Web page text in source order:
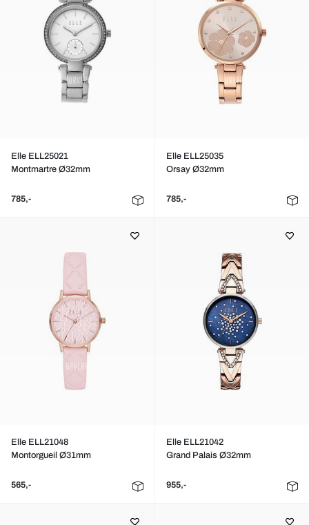
Elle ELL25021
Montmartre Ø32mm
785,-
Elle ELL25035
Orsay Ø32mm
785,-
Elle ELL21048
Montorgueil Ø31mm
565,-
Elle ELL21042
Grand Palais Ø32mm
955,-